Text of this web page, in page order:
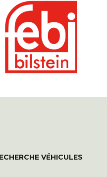
VÉHICULES